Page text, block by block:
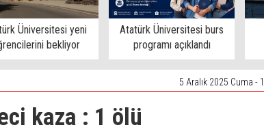
Üniversitesi yeni
bekliyor
Atatürk Üniversitesi burs
programı açıklandı
5 Aralık 2025 Cuma -
kaza : 1 ölü